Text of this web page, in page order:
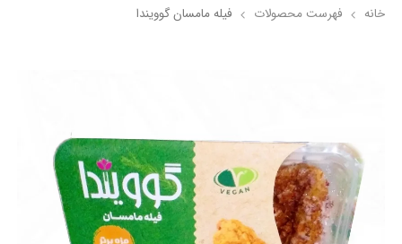
خانه فهرست محصولات فیله مامسان گوویندا